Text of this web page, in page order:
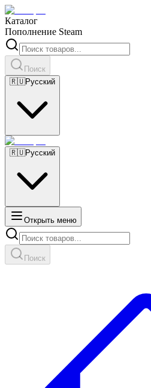
Каталог
Пополнение Steam
Поиск
🇷🇺Русский
🇷🇺Русский
Открыть меню
Поиск